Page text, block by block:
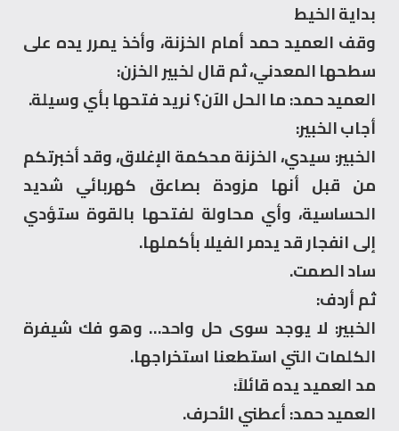
بداية الخيط
وقف العميد حمد أمام الخزنة، وأخذ يمرر يده على
سطحها المعدني، ثم قال لخبير الخزن:
العميد حمد: ما الحل الآن؟ نريد فتحها بأي وسيلة.
أجاب الخبير:
الخبير: سيدي، الخزنة محكمة الإغلاق، وقد أخبرتكم
من قبل أنها مزودة بصاعق كهربائي شديد
الحساسية، وأي محاولة لفتحها بالقوة ستؤدي
إلى انفجار قد يدمر الفيلا بأكملها.
ساد الصمت.
ثم أردف:
الخبير: لا يوجد سوى حل واحد… وهو فك شيفرة
الكلمات التي استطعنا استخراجها.
مد العميد يده قائلاً:
العميد حمد: أعطني الأحرف.